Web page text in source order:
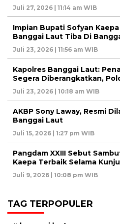
Juli 27, 2026 | 11:14 am WIB
Impian Bupati Sofyan
Banggai Laut Tiba Di
Juli 23, 2026 | 11:56 am WIB
Kapolres Banggai Laut:
Segera Diberangkatkan,
Juli 23, 2026 | 10:18 am WIB
AKBP Sony Laway, Resmi
Banggai Laut
Juli 15, 2026 | 1:27 pm WIB
Pangdam XXIII Sebut
Kaepa Terbaik Selama
Juli 9, 2026 | 10:08 pm WIB
TAG TERPOPULER